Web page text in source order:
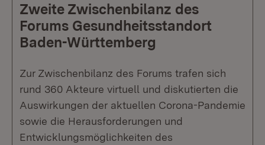
Zweite Zwischenbilanz des
Forums Gesundheitsstandort
Baden-Württemberg
Zur Zwischenbilanz des Forums trafen sich
rund 360 Akteure virtuell und diskutierten die
Auswirkungen der aktuellen Corona-Pandemie
sowie die Herausforderungen und
Entwicklungsmöglichkeiten des